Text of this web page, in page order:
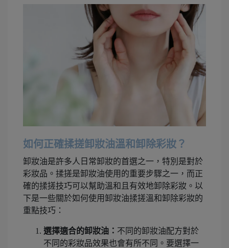
如何正確揉搓卸妝油溫和卸除彩妝？
卸妝油是許多人日常卸妝的首選之一，特別是對於
彩妝品。揉搓是卸妝油使用的重要步驟之一，而正
確的揉搓技巧可以幫助溫和且有效地卸除彩妝。以
下是一些關於如何使用卸妝油揉搓溫和卸除彩妝的
重點技巧：
選擇適合的卸妝油： 不同的卸妝油配方對於
不同的彩妝品效果也會有所不同。要選擇一